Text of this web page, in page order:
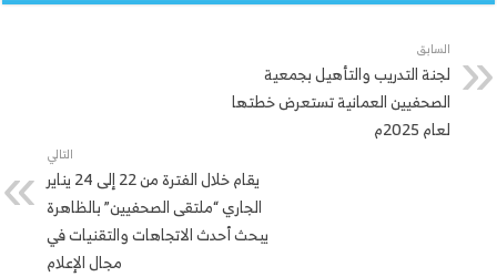
السابق
لجنة التدريب والتأهيل بجمعية
الصحفيين العمانية تستعرض خطتها
لعام 2025م
التالي
يقام خلال الفترة من 22 إلى 24 يناير
الجاري “ملتقى الصحفيين” بالظاهرة
يبحث أحدث الاتجاهات والتقنيات في
مجال الإعلام